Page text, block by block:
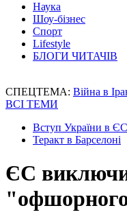
Наука
Шоу-бізнес
Спорт
Lifestyle
БЛОГИ ЧИТАЧІВ
СПЕЦТЕМА: Війна в
ВСІ ТЕМИ
Вступ України в ЄС
Теракт в Барселоні
ЄС